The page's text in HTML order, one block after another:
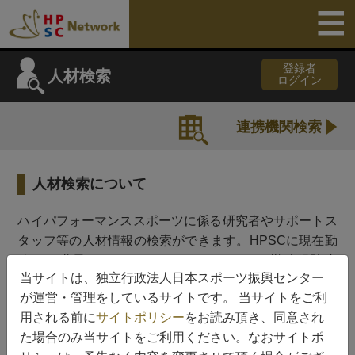
人材検索
登録者
ログイン
連携機関検索
人材検索について
ハイパフォーマンススポーツに係る研究者やサポートス
タッフ等の人材情報の検索ができます。HPSCに現在勤
（HPSC OB/OG）、HPSCの各種事業における協力者
（HPSC事業協力者）のカテゴリーに分けております。
人材データベースへのご登録はHPSCからご依頼させて
頂いた方のみとしております。
当サイトは、独立行政法人日本スポーツ振興センター
が運営・管理をしているサイトです。 当サイトをご利
用される前にサイトポリシーをお読み頂き、同意され
た場合のみ当サイトをご利用ください。なおサイトポ